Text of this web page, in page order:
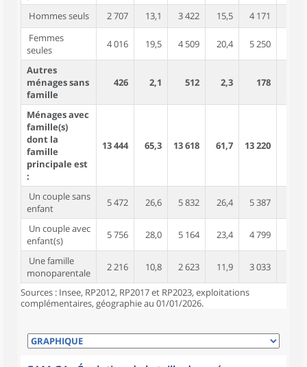
Hommes seuls 2 707 13,1 3 422 15,5 4 171
Femmes
seules
4 016 19,5 4 509 20,4 5 250
Autres
ménages sans
famille
426 2,1 512 2,3 178
Ménages avec
famille(s)
dont la
famille
principale est
:
13 444 65,3 13 618 61,7 13 220
Un couple sans
enfant
5 472 26,6 5 832 26,4 5 387
Un couple avec
enfant(s)
5 756 28,0 5 164 23,4 4 799
Une famille
monoparentale
2 216 10,8 2 623 11,9 3 033
Sources : Insee, RP2012, RP2017 et RP2023, exploitations
complémentaires, géographie au 01/01/2026.